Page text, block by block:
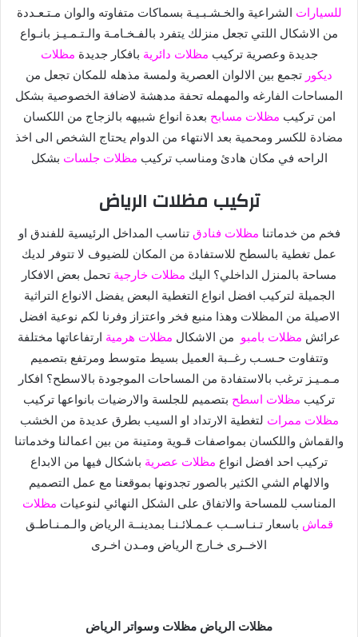
للسيارات الشراعية والخـشـبـيـة بسماكات متفاوته والوان مـتـعـددة
من الاشكال اللتي تجعل منزلك يتفرد بالفـخـامـة والـتـمـيـز بانـواع
جديدة وعصرية تركيب مظلات دائرية بافكار جديدة مظلات
ديكور تجمع بين الالوان العصرية ولمسة مذهله للمكان تجعل من
المساحات الفارغه والمهمله تحفة مدهشة لاضافة الخصوصية بشكل
امن تركيب مظلات مسابح بعدة انواع شبيهه بالزجاج من اللكسان
مضادة للكسر ومحمية بعد الانتهاء من الدوام يحتاج الشخص الى اخذ
الراحه في مكان هادئ ومناسب تركيب مظلات جلسات بشكل
تركيب مظلات الرياض
فخم من خدماتنا مظلات فنادق تناسب المداخل الرئيسية للفندق او
عمل تغطية بالسطح للاستفادة من المكان للضيوف لا تتوفر لديك
مساحة بالمنزل الداخلي؟ اليك مظلات خارجية تحمل بعض الافكار
الجميلة لتركيب افضل انواع التغطية البعض يفضل الانواع التراثية
الاصيلة من المظلات وهذا منبع فخر واعتزاز وفرنا لكم نوعية افضل
عرائش مظلات بامبو من الاشكال مظلات هرمية ارتفاعاتها مختلفة
وتتفاوت حـسـب رغــبة العميل بسيط متوسط ومرتفع بتصميم
مـمـيـز ترغب بالاستفادة من المساحات الموجودة بالاسطح؟ افكار
تركيب مظلات اسطح بتصميم للجلسة والارضيات بانواعها تركيب
مظلات ممرات لتغطية الارتداد او السيب بطرق عديدة من الخشب
والقماش واللكسان بمواصفات قـوية ومتينة من بين اعمالنا وخدماتنا
تركيب احد افضل انواع مظلات عصرية باشكال فيها من الابداع
والالهام الشي الكثير بالصور تجدونها بموقعنا مع عمل التصميم
المناسب للمساحة والاتفاق على الشكل النهائي لنوعيات مظلات
قماش باسعارتـنـاســب عـمـلائـنـا بمدينــة الرياض والـمـنـاطـق
الاخــرى خـارج الرياض ومـدن اخـرى
مظلات الرياض مظلات وسواتر الرياض